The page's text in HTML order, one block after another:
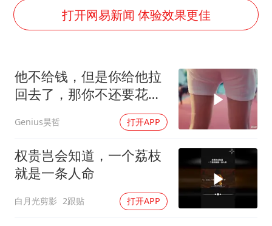
2025年小学教师减少13.19万
韩军前线部队连曝丑闻
《龙餐馆》 冲奖
武契奇会见泽连斯基有何意图
笔试第一被劝弃考涉事副校长被撤职
奋力开创中国式现代化建设新局面
打开网易新闻 体验效果更佳
他不给钱，但是你给他拉
回去了，那你不还要花油
Genius昊哲 打开APP
权贵岂会知道，一个荔枝
就是一条人命
白月光剪影 2跟贴 打开APP